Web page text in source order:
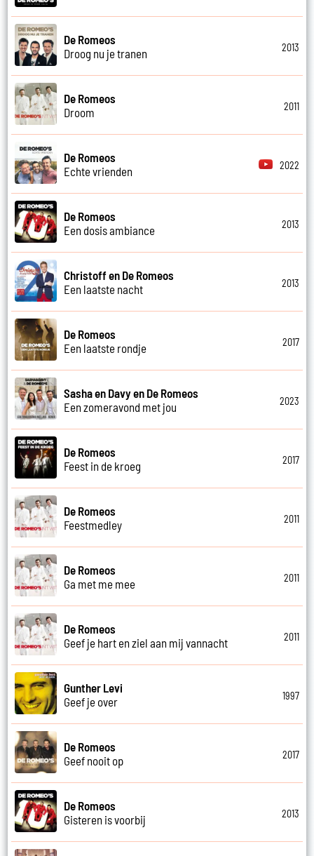
De Romeos
Droog nu je tranen
2013
De Romeos
Droom
2011
De Romeos
Echte vrienden
2022
De Romeos
Een dosis ambiance
2013
Christoff en De Romeos
Een laatste nacht
2013
De Romeos
Een laatste rondje
2017
Sasha en Davy en De Romeos
Een zomeravond met jou
2023
De Romeos
Feest in de kroeg
2017
De Romeos
Feestmedley
2011
De Romeos
Ga met me mee
2011
De Romeos
Geef je hart en ziel aan mij vannacht
2011
Gunther Levi
Geef je over
1997
De Romeos
Geef nooit op
2017
De Romeos
Gisteren is voorbij
2013